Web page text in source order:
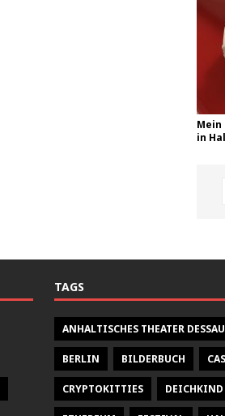
in
TAGS
ANHALTISCHES THEATER DESSAU
BERLIN BILDERBUCH
CRYPTOKITTIES DEICHKIND